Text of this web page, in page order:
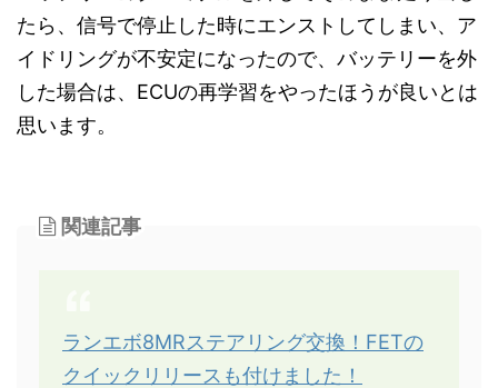
たら、信号で停止した時にエンストしてしまい、ア
イドリングが不安定になったので、バッテリーを外
した場合は、ECUの再学習をやったほうが良いとは
思います。
関連記事
ランエボ8MRステアリング交換！FETの
クイックリリースも付けました！